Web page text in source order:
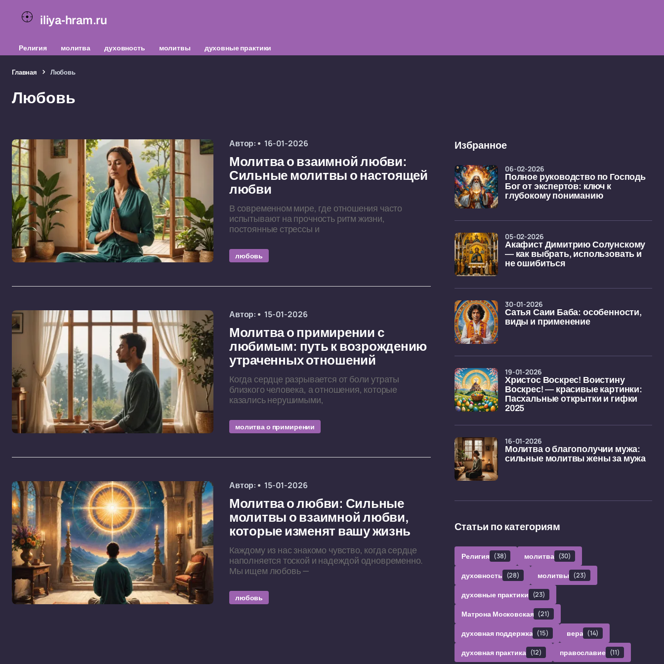
iliya-hram.ru
Религия молитва духовность молитвы духовные практики
Главная Любовь
Любовь
Автор: 16-01-2026
Молитва о взаимной любви:
Сильные молитвы о настоящей
любви
В современном мире, где отношения часто
испытывают на прочность ритм жизни,
постоянные стрессы и
любовь
Автор: 15-01-2026
Молитва о примирении с
любимым: путь к возрождению
утраченных отношений
Когда сердце разрывается от боли утраты
близкого человека, а отношения, которые
казались нерушимыми,
молитва о примирении
Автор: 15-01-2026
Молитва о любви: Сильные
молитвы о взаимной любви,
которые изменят вашу жизнь
Каждому из нас знакомо чувство, когда сердце
наполняется тоской и надеждой одновременно.
Мы ищем любовь —
любовь
Избранное
Полное руководство по Господь
Бог от экспертов: ключ к
глубокому пониманию
06-02-2026
Акафист Димитрию Солунскому
— как выбрать, использовать и
не ошибиться
05-02-2026
Сатья Саии Баба: особенности,
виды и применение
30-01-2026
Христос Воскрес! Воистину
Воскрес! — красивые картинки:
Пасхальные открытки и гифки
2025
19-01-2026
Молитва о благополучии мужа:
сильные молитвы жены за мужа
16-01-2026
Статьи по категориям
Религия (38) молитва (30)
духовность (28) молитвы (23)
духовные практики (23)
Матрона Московская (21)
духовная поддержка (15) вера (14)
духовная практика (12) православие (11)